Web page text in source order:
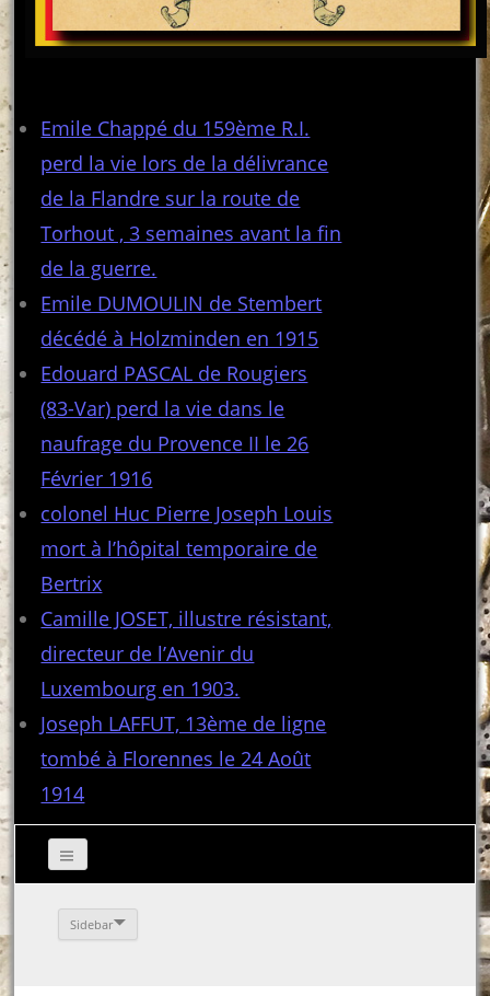
Emile Chappé du 159ème R.I.
perd la vie lors de la délivrance
de la Flandre sur la route de
Torhout , 3 semaines avant la fin
de la guerre.
Emile DUMOULIN de Stembert
décédé à Holzminden en 1915
Edouard PASCAL de Rougiers
(83-Var) perd la vie dans le
naufrage du Provence II le 26
Février 1916
colonel Huc Pierre Joseph Louis
mort à l’hôpital temporaire de
Bertrix
Camille JOSET, illustre résistant,
directeur de l’Avenir du
Luxembourg en 1903.
Joseph LAFFUT, 13ème de ligne
tombé à Florennes le 24 Août
1914
Sidebar